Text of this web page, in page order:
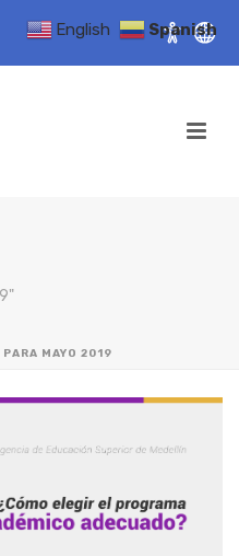
MAYO 2019
English Spanish